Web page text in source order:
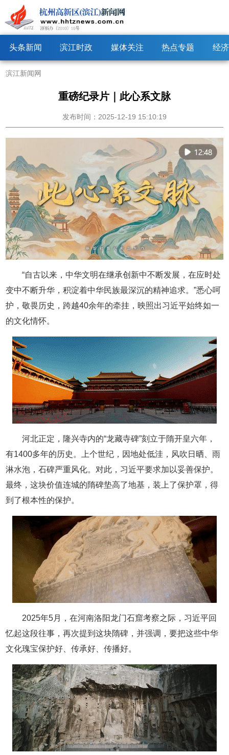
头条新闻 滨江时政 媒体关注 热点专题 经
滨江新闻网
重磅纪录片｜此心系文脉
发布时间：2025-12-19 15:10:19
“自古以来，中华文明在继承创新中不断发展，在应时处
变中不断升华，积淀着中华民族最深沉的精神追求。”悉心呵
护，敬畏历史，跨越40余年的牵挂，映照出习近平始终如一
的文化情怀。
河北正定，隆兴寺内的“龙藏寺碑”刻立于隋开皇六年，
有1400多年的历史。上个世纪，因地处低洼，风吹日晒、雨
淋水泡，石碑严重风化。对此，习近平要求加以妥善保护。
最终，这块价值连城的隋碑垫高了地基，装上了保护罩，得
到了根本性的保护。
2025年5月，在河南洛阳龙门石窟考察之际，习近平回
忆起这段往事，再次提到这块隋碑，并强调，要把这些中华
文化瑰宝保护好、传承好、传播好。